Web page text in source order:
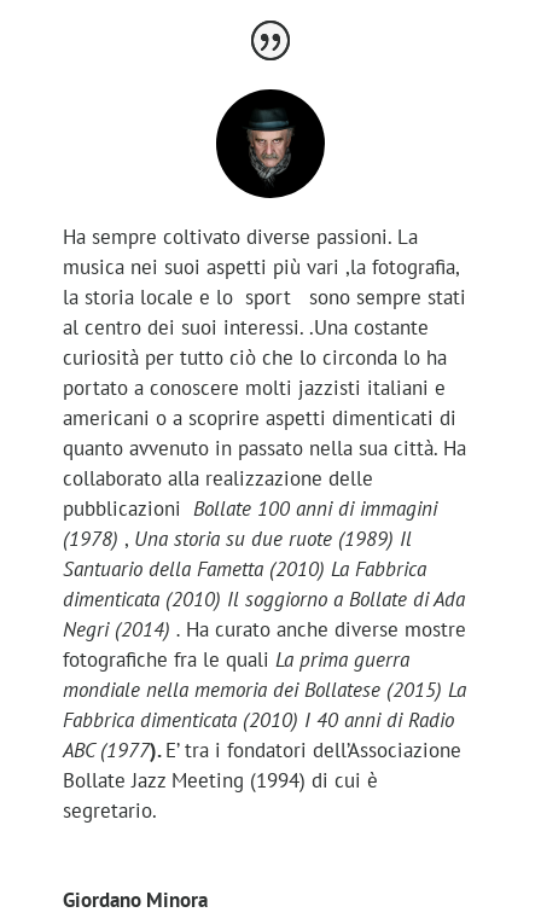
Ha sempre coltivato diverse passioni. La
musica nei suoi aspetti più vari ,la fotografia,
la storia locale e lo sport sono sempre stati
al centro dei suoi interessi. .Una costante
curiosità per tutto ciò che lo circonda lo ha
portato a conoscere molti jazzisti italiani e
americani o a scoprire aspetti dimenticati di
quanto avvenuto in passato nella sua città. Ha
collaborato alla realizzazione delle
pubblicazioniBollate 100 anni di immagini
(1978) , Una storia su due ruote (1989) Il
Santuario della Fametta (2010) La Fabbrica
dimenticata (2010) Il soggiorno a Bollate di Ada
Negri (2014) . Ha curato anche diverse mostre
fotografiche fra le qualiLa prima guerra
mondiale nella memoria dei Bollatese (2015) La
Fabbrica dimenticata (2010) I 40 anni di Radio
ABC (1977). E’ tra i fondatori dell’Associazione
Bollate Jazz Meeting (1994) di cui è
segretario.
Giordano Minora